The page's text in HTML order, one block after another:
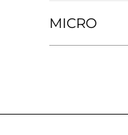
MICRO